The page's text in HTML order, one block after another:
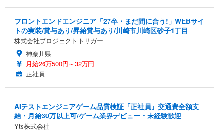
フロントエンドエンジニア「27卒・まだ間に合う!」WEBサイ
トの実装/賞与あり/昇給賞与あり/川崎市川崎区砂子1丁目
株式会社プロジェクトトリガー
神奈川県
月給26万500円～32万円
正社員
AIテストエンジニアゲーム品質検証「正社員」交通費全額支
給・月給30万以上可/ゲーム業界デビュー・未経験歓迎
Yts株式会社